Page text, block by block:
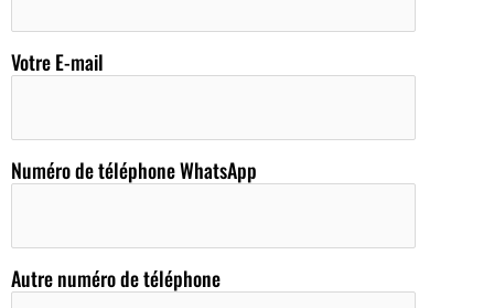
Votre E-mail
Numéro de téléphone WhatsApp
Autre numéro de téléphone